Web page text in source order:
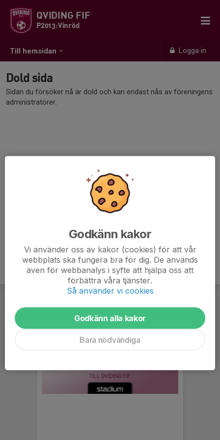
Till hemsidan Logga in
QVIDING FIF
P2013:Vinröd
Dold sida
Sidan du försöker nå är dold och kan endast nås av föreningens
administratörer.
Godkänn kakor
Vi använder oss av kakor (cookies) för att vår
webbplats ska fungera bra för dig. De används
även för webbanalys i syfte att hjälpa oss att
förbättra våra tjänster.
Så använder vi cookies
Godkänn alla kakor
Bara nödvändiga